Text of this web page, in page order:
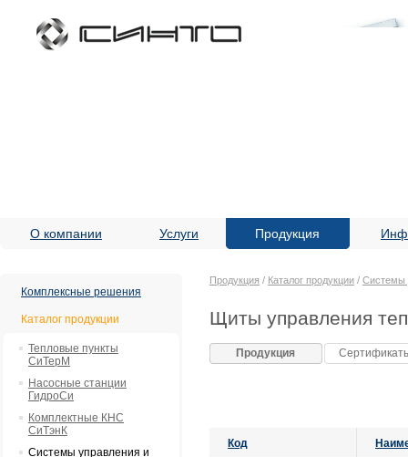
О компании Услуги Продукция
Комплексные решения
Каталог продукции
Тепловые пункты
СиТерМ
Насосные станции
ГидроСи
Комплектные КНС
СиТэнК
Системы управления и
Продукция / Каталог продукции / Системы
Щиты управления
Продукция
Код